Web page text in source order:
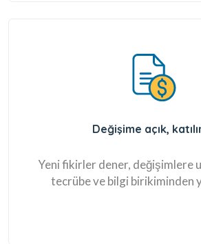
Değişime açık,
Yeni fikirler dener, değişimlere
tecrübe ve bilgi birikiminden